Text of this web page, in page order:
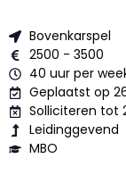
Bovenkarspel
2500 - 3500
40 uur per
Geplaatst op
Solliciteren tot
Leidinggevend
MBO